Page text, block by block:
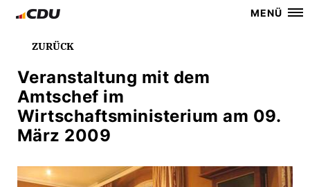
MENÜ
ZURÜCK
Veranstaltung mit dem
Amtschef im
Wirtschaftsministerium am 09.
März 2009